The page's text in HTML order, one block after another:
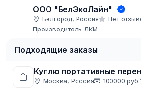
ООО "БелЭкоЛайн"
Белгород, Россия
Нет
Производитель ЛКМ
Подходящие заказы
Куплю портативные
Москва, Россия 100000 руб.